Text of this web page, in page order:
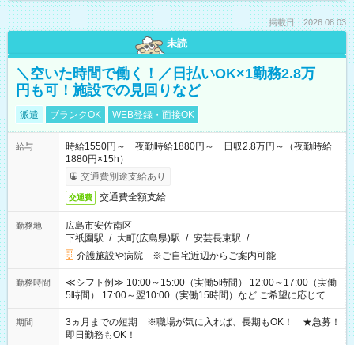
掲載日：2026.08.03
未読
＼空いた時間で働く！／日払いOK×1勤務2.8万
円も可！施設での見回りなど
派遣 ブランクOK WEB登録・面接OK
給与
時給1550円～ 夜勤時給1880円～ 日収2.8万円～（夜勤時給
1880円×15h）
交通費別途支給あり
交通費 交通費全額支給
勤務地
広島市安佐南区
下祇園駅 / 大町(広島県)駅 / 安芸長束駅 / …
介護施設や病院 ※ご自宅近辺からご案内可能
勤務時間
≪シフト例≫ 10:00～15:00（実働5時間） 12:00～17:00（実働
5時間） 17:00～翌10:00（実働15時間）など ご希望に応じて、
働く時間は調整できます！ お気軽に担当へ相談ください！
期間
3ヵ月までの短期 ※職場が気に入れば、長期もOK！ ★急募！
即日勤務もOK！